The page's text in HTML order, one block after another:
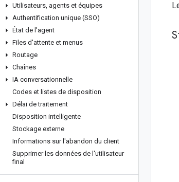
Utilisateurs, agents et équipes
Authentification unique (SSO)
État de l'agent
Files d'attente et menus
Routage
Chaînes
IA conversationnelle
Codes et listes de disposition
Délai de traitement
Disposition intelligente
Stockage externe
Informations sur l'abandon du client
Supprimer les données de l'utilisateur
final